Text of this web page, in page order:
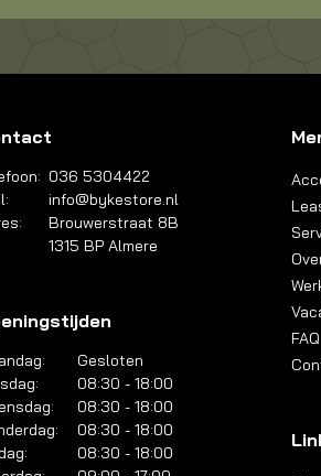
036 5304422
info@bykestore.nl
Brouwerstraat 8B
1315 BP Almere
Gesloten
08:30 - 18:00
08:30 - 18:00
08:30 - 18:00
08:30 - 18:00
FAQ